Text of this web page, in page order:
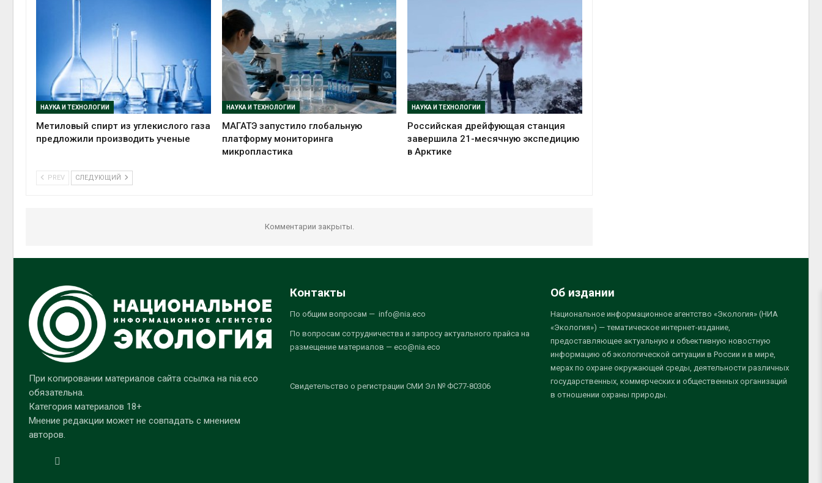
НАУКА И ТЕХНОЛОГИИ
Метиловый спирт из углекислого газа
предложили производить ученые
НАУКА И ТЕХНОЛОГИИ
МАГАТЭ запустило глобальную
платформу мониторинга
микропластика
НАУКА И ТЕХНОЛОГИИ
Российская дрейфующая станция
завершила 21-месячную экспедицию
в Арктике
PREV СЛЕДУЮЩИЙ
Комментарии закрыты.
При копировании материалов сайта ссылка на nia.eco
обязательна.
Категория материалов 18+
Мнение редакции может не совпадать с мнением
авторов.
Контакты
По общим вопросам — info@nia.eco
По вопросам сотрудничества и запросу актуального прайса на
размещение материалов — eco@nia.eco
Свидетельство о регистрации СМИ Эл № ФС77-80306
Об издании
Национальное информационное агентство «Экология» (НИА
«Экология») — тематическое интернет-издание,
предоставляющее актуальную и объективную новостную
информацию об экологической ситуации в России и в мире,
мерах по охране окружающей среды, деятельности различных
государственных, коммерческих и общественных организаций
в отношении охраны природы.